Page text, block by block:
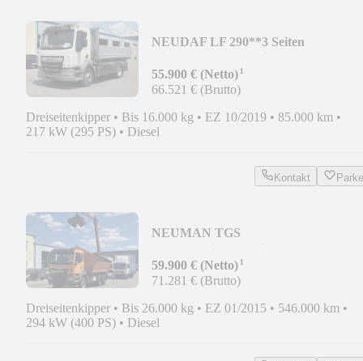
NEUDAF LF 290**3 Seiten
55.900 € (Netto)¹
66.521 € (Brutto)
Dreiseitenkipper • Bis 16.000 kg • EZ 10/2019 • 85.000 km •
217 kW (295 PS) • Diesel
Kontakt
NEUMAN TGS
Kran*6x4*Klima*TÜV*
59.900 € (Netto)¹
71.281 € (Brutto)
Dreiseitenkipper • Bis 26.000 kg • EZ 01/2015 • 546.000 km •
294 kW (400 PS) • Diesel